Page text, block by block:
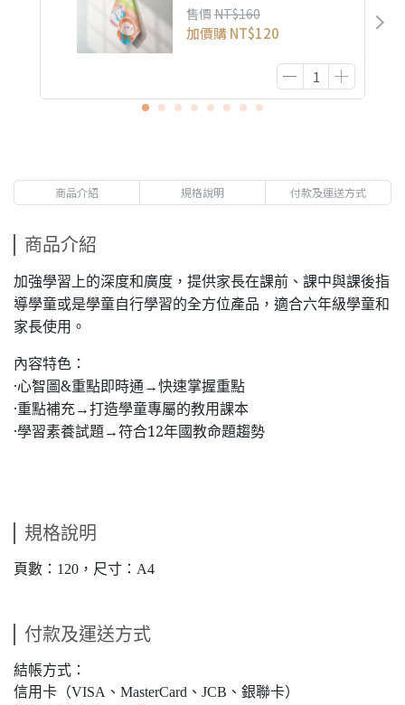
售價 NT$160
加價購NT$120
商品介紹 規格說明 付款及運送方式
商品介紹
加強學習上的深度和廣度，提供家長在課前、課中與課後指
導學童或是學童自行學習的全方位產品，適合六年級學童和
家長使用。
內容特色：
․心智圖&重點即時通→快速掌握重點
․重點補充→打造學童專屬的教用課本
․學習素養試題→符合12年國教命題趨勢
規格說明
頁數：120，尺寸：A4
付款及運送方式
結帳方式：
信用卡（VISA、MasterCard、JCB、銀聯卡）